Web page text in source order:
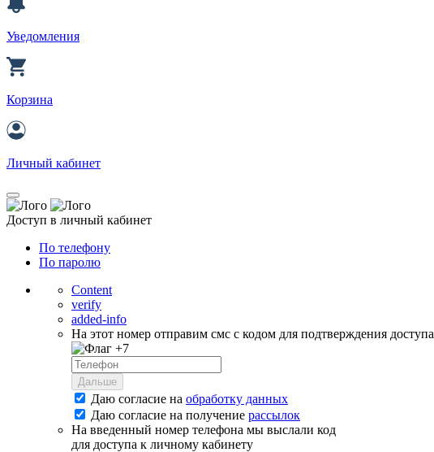
Уведомления
Корзина
Личный кабинет
Доступ в личный кабинет
По телефону
По паролю
Content
verify
added-info
На этот номер отправим смс с кодом для подтверждения доступа
+7
Дальше
Даю согласие на обработку данных
Даю согласие на получение рассылок
На введенный номер телефона мы выслали код
для доступа к личному кабинету